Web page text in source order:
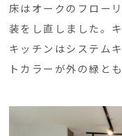
床はオークのフロー
装をし直しました。
キッチンはシステム
トカラーが外の緑と